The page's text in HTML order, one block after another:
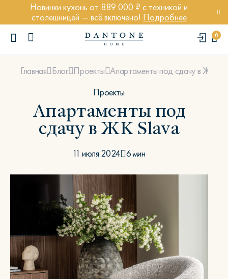
Новинки кухонь от 889 000 ₽ с техникой и
столешницей — всё включено! Подробнее
0
ПОПУЛЯРНЫЕ ЗАПРОСЫ
Стул Престон
Главная Блог Проекты Апартаменты под сдачу в ЖК
Проекты
Апартаменты под
сдачу в ЖК Slava
11 июля 2024 6 мин